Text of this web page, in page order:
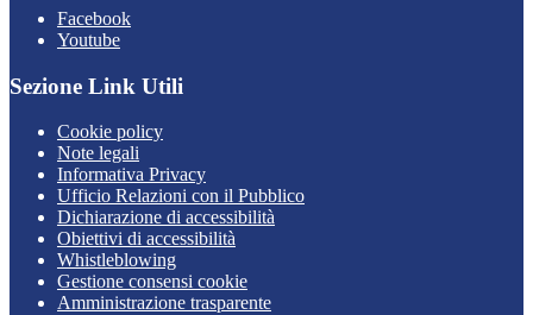
Facebook
Youtube
Sezione Link Utili
Cookie policy
Note legali
Informativa Privacy
Ufficio Relazioni con il Pubblico
Dichiarazione di accessibilità
Obiettivi di accessibilità
Whistleblowing
Gestione consensi cookie
Amministrazione trasparente